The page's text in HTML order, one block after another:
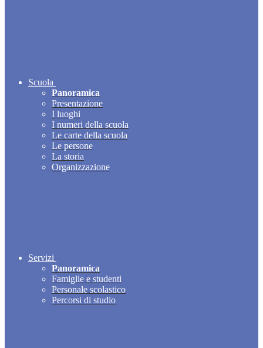
Scuola
Panoramica
Presentazione
I luoghi
I numeri della scuola
Le carte della scuola
Le persone
La storia
Organizzazione
Servizi
Panoramica
Famiglie e studenti
Personale scolastico
Percorsi di studio